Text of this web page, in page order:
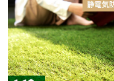
お
知
ら
せ